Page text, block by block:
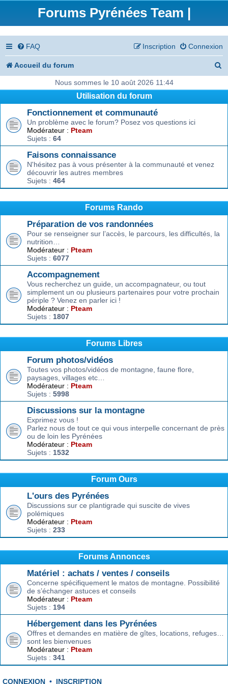
Forums Pyrénées Team |
FAQ Connexion
Inscription
Accueil du forum
e
Nous sommes le 10 août 2026 11:44
Utilisation du forum
Fonctionnement et communauté
Un problème avec le forum? Posez vos questions ici
Modérateur : Pteam
Sujets : 64
Faisons connaissance
N'hésitez pas à vous présenter à la communauté et venez
découvrir les autres membres
Sujets : 464
Forums Rando
Préparation de vos randonnées
Pour se renseigner sur l’accès, le parcours, les difficultés, la
nutrition…
Modérateur : Pteam
Sujets : 6077
Accompagnement
Vous recherchez un guide, un accompagnateur, ou tout
simplement un ou plusieurs partenaires pour votre prochain
périple ? Venez en parler ici !
Modérateur : Pteam
Sujets : 1807
Forums Libres
Forum photos/vidéos
Toutes vos photos/vidéos de montagne, faune flore,
paysages, villages etc…
Modérateur : Pteam
Sujets : 5998
Discussions sur la montagne
Exprimez vous !
Parlez nous de tout ce qui vous interpelle concernant de près
ou de loin les Pyrénées
Modérateur : Pteam
Sujets : 1532
Forum Ours
L'ours des Pyrénées
Discussions sur ce plantigrade qui suscite de vives
polémiques
Modérateur : Pteam
Sujets : 233
Forums Annonces
Matériel : achats / ventes / conseils
Concerne spécifiquement le matos de montagne. Possibilité
de s’échanger astuces et conseils
Modérateur : Pteam
Sujets : 194
Hébergement dans les Pyrénées
Offres et demandes en matière de gîtes, locations, refuges…
sont les bienvenues
Modérateur : Pteam
Sujets : 341
CONNEXION • INSCRIPTION